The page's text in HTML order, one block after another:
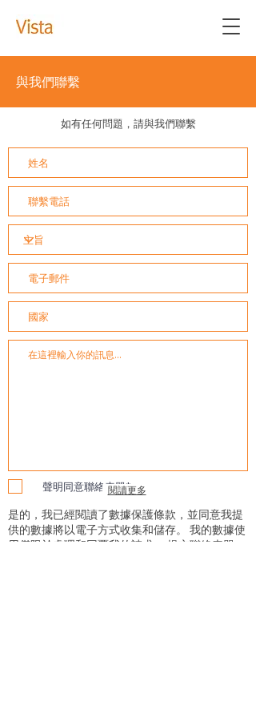
與我們聯繫
如有任何問題，請與我們聯繫
聲明同意聯絡表單*
閱讀更多
是的，我已經閱讀了數據保護條款，並同意我提
供的數據將以電子方式收集和儲存。 我的數據使
用僅限於處理和回覆我的請求。 提交聯絡表單，